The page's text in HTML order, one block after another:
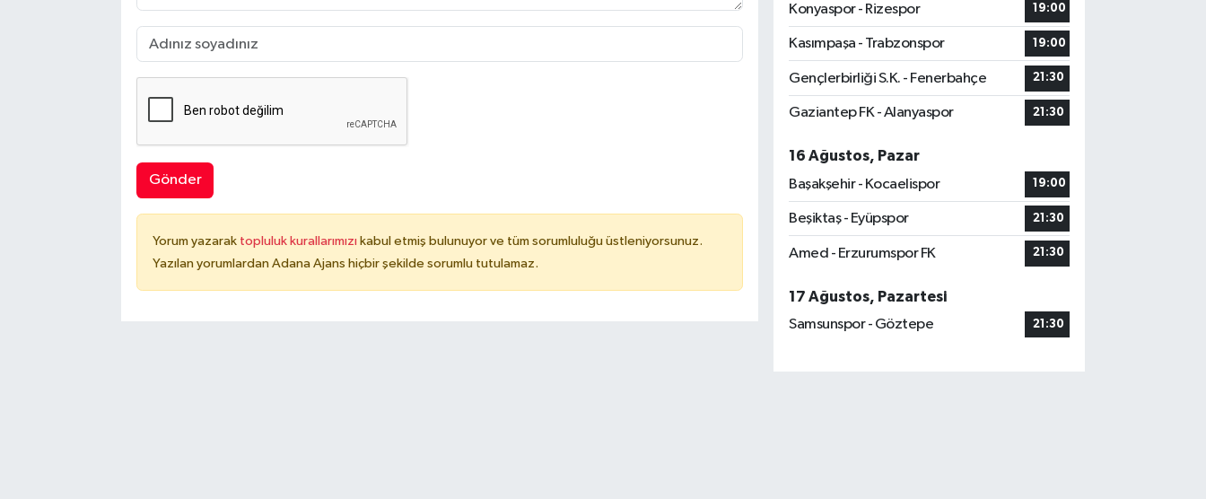
Gönder
Yorum yazarak topluluk kurallarımızı kabul etmiş bulunuyor ve tüm sorumluluğu üstleniyorsunuz.
Yazılan yorumlardan Adana Ajans hiçbir şekilde sorumlu tutulamaz.
Konyaspor - Rizespor
19:00
Kasımpaşa - Trabzonspor 19:00
Gençlerbirliği S.K. - Fenerbahçe 21:30
Gaziantep FK - Alanyaspor 21:30
16 Ağustos, Pazar
Başakşehir - Kocaelispor
19:00
Beşiktaş - Eyüpspor 21:30
Amed - Erzurumspor FK 21:30
17 Ağustos, Pazartesi
Samsunspor - Göztepe
21:30